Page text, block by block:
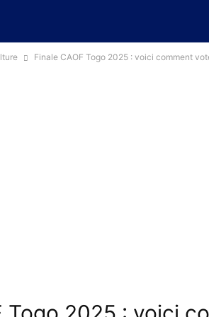
Finale CAOF Togo 2025 : voici comment